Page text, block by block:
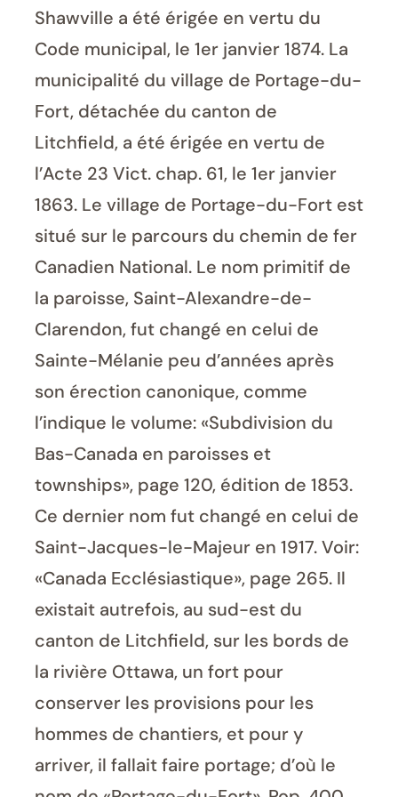
Shawville a été érigée en vertu du
Code municipal, le 1er janvier 1874. La
municipalité du village de Portage-du-
Fort, détachée du canton de
Litchfield, a été érigée en vertu de
l’Acte 23 Vict. chap. 61, le 1er janvier
1863. Le village de Portage-du-Fort est
situé sur le parcours du chemin de fer
Canadien National. Le nom primitif de
la paroisse, Saint-Alexandre-de-
Clarendon, fut changé en celui de
Sainte-Mélanie peu d’années après
son érection canonique, comme
l’indique le volume: «Subdivision du
Bas-Canada en paroisses et
townships», page 120, édition de 1853.
Ce dernier nom fut changé en celui de
Saint-Jacques-le-Majeur en 1917. Voir:
«Canada Ecclésiastique», page 265. Il
existait autrefois, au sud-est du
canton de Litchfield, sur les bords de
la rivière Ottawa, un fort pour
conserver les provisions pour les
hommes de chantiers, et pour y
arriver, il fallait faire portage; d’où le